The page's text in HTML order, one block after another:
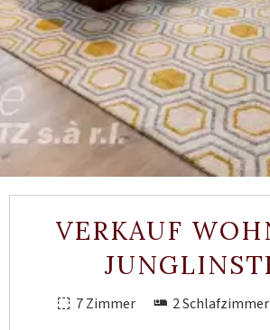
VERKAUF
7 Zimmer 2 Schlafzimmer